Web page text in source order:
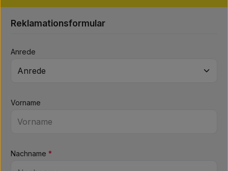
Reklamationsformular
Anrede
Vorname
Nachname *